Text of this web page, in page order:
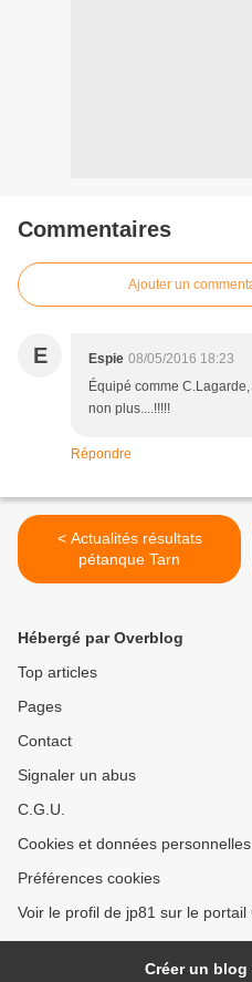
Commentaires
Ajouter un
E Espie 08/05/2016 18:23
Équipé comme
non plus....!!!!!
Répondre
< Actualités résultats
pétanque Tarn
Hébergé par Overblog
Top articles
Pages
Contact
Signaler un abus
C.G.U.
Cookies et données personnelles
Préférences cookies
Voir le profil de jp81 sur le portail
Créer un